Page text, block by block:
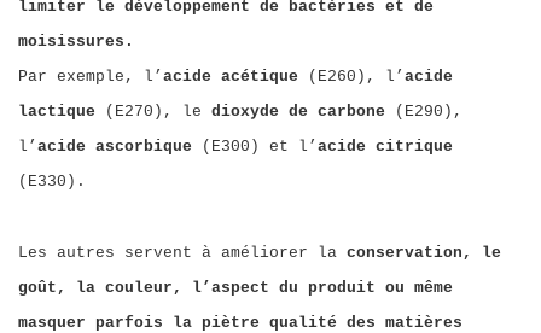
limiter le développement de bactéries et de
moisissures.
Par exemple, l’ acide acétique (E260), l’ acide
lactique (E270), le dioxyde de carbone (E290),
l’ acide ascorbique (E300) et l’ acide citrique
(E330).
Les autres servent à améliorer la conservation, le
goût, la couleur, l’aspect du produit ou même
masquer parfois la piètre qualité des matières